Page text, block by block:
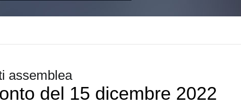
assemblea
del 15 dicembre 2022